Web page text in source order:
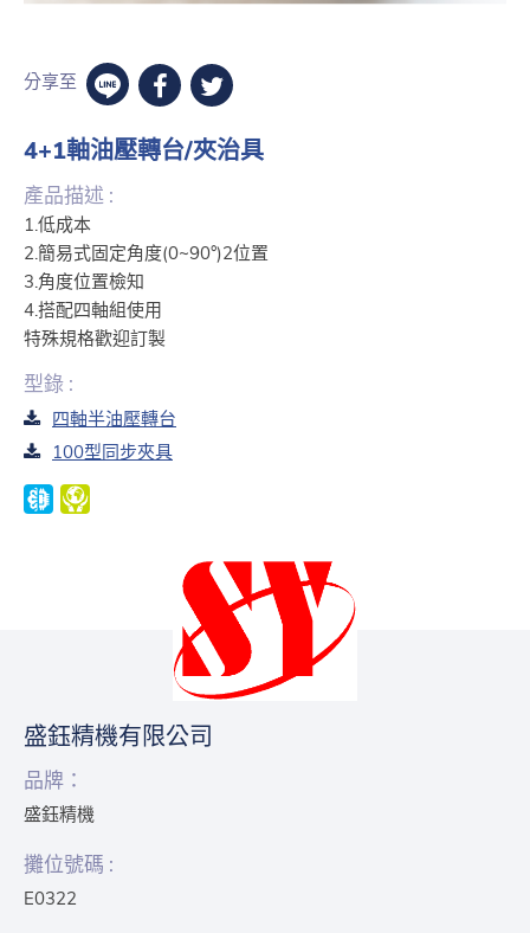
分享至
4+1軸油壓轉台/夾治具
產品描述 :
1.低成本
2.簡易式固定角度(0~90°)2位置
3.角度位置檢知
4.搭配四軸組使用
特殊規格歡迎訂製
型錄 :
四軸半油壓轉台
100型同步夾具
盛鈺精機有限公司
品牌：
盛鈺精機
攤位號碼 :
E0322